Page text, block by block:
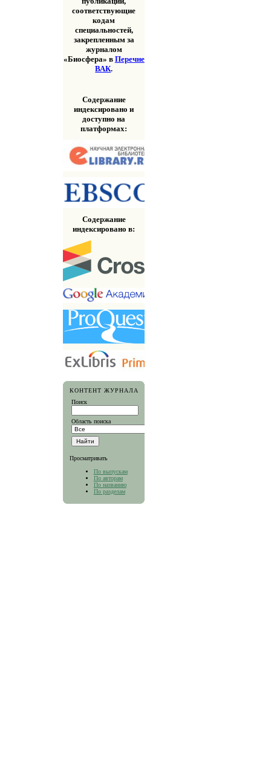
соответствующие
кодам
специальностей,
закрепленным за
журналом
«Биосфера» в Перечне
ВАК.
Содержание
индексировано и
доступно на
платформах:
Содержание
индексировано в:
КОНТЕНТ ЖУРНАЛА
Поиск
Область поиска
Просматривать
По выпускам
По авторам
По названию
По разделам